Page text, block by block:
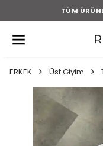
TÜM
ERKEK Üst Giyim